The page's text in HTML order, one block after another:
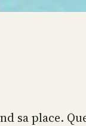
sa place.